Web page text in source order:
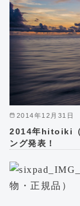
2014年12月31日
2014年hitoiki（
ング発表！